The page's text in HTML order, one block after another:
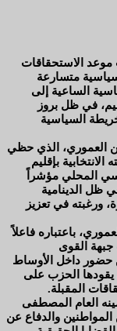
موعد الاستحقاقات
23 شتنبر 2026، حركية سياسية متسارعة
الساعية إلى
في ظل بروز
السياسية
العموري، الذي حظي
بإقليم
المحلي مؤشراً
ظل الدينامية
ورغبته في تعزيز
باعتباره فاعلاً
جبهة القوى
حضور داخل الأوساط
يقودها الحزب على
المقبلة.
العام المصطفى
والدفاع عن